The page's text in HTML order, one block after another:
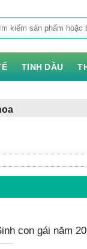
TINH DẦU
con gái năm